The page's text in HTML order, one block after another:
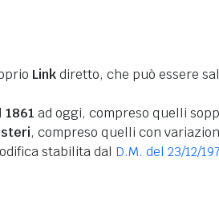
Linkdiretto, che può essere
1861 ad oggi, compreso quelli
, compreso quelli con
stabilita dal D.M. del 23/12/